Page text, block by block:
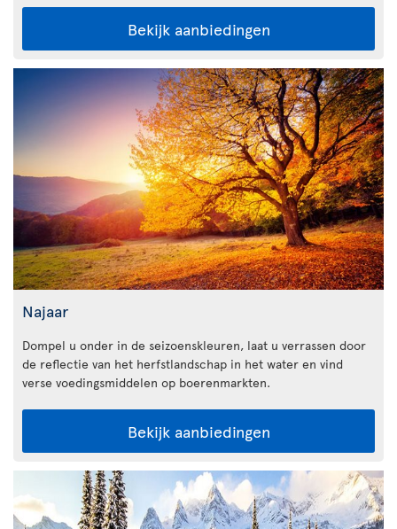
Bekijk aanbiedingen
Najaar
Dompel u onder in de seizoenskleuren, laat u verrassen door
de reflectie van het herfstlandschap in het water en vind
verse voedingsmiddelen op boerenmarkten.
Bekijk aanbiedingen